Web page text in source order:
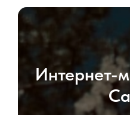
Интернет-